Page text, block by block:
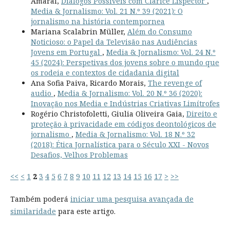
Media & Jornalismo: Vol. 21 N.º 39 (2021): O
jornalismo na história contempornea
Mariana Scalabrin Müller, Além do Consumo
Noticioso: o Papel da Televisão nas Audiências
Jovens em Portugal , Media & Jornalismo: Vol. 24 N.º
45 (2024): Perspetivas dos jovens sobre o mundo que
os rodeia e contextos de cidadania digital
Ana Sofia Paiva, Ricardo Morais, The revenge of
audio , Media & Jornalismo: Vol. 20 N.º 36 (2020):
Inovação nos Media e Indústrias Criativas Limítrofes
Rogério Christofoletti, Giulia Oliveira Gaia, Direito e
proteção à privacidade em códigos deontológicos de
jornalismo , Media & Jornalismo: Vol. 18 N.º 32
(2018): Ética Jornalística para o Século XXI - Novos
Desafios, Velhos Problemas
<< < 1 2 3 4 5 6 7 8 9 10 11 12 13 14 15 16 17 > >>
Também poderá iniciar uma pesquisa avançada de
similaridade para este artigo.